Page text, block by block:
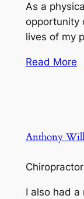
As a
opportunity
lives of my
Read More
Anthony
Chiropractor
I also had a